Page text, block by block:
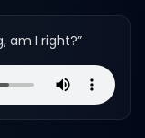
am I right?”